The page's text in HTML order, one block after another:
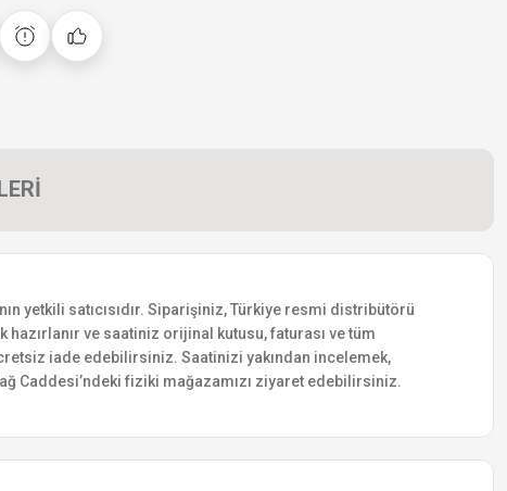
yetkili satıcısıdır. Siparişiniz, Türkiye resmi distribütörü
ve saatiniz orijinal kutusu, faturası ve tüm
iade edebilirsiniz. Saatinizi yakından incelemek,
Caddesi’ndeki fiziki mağazamızı ziyaret edebilirsiniz.